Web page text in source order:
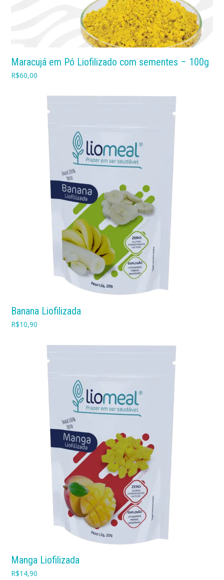
Maracujá em Pó Liofilizado com sementes – 100g
R$60,00
Banana Liofilizada
R$10,90
Manga Liofilizada
R$14,90